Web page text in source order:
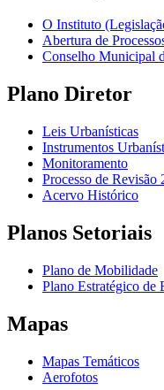
O Instituto
Abertura de
Conselho Municipal
Plano Diretor
Leis Urbanísticas
Instrumentos
Monitoramento
Processo de Revisão
Acervo Histórico
Planos Setoriais
Plano de Mobilidade
Plano Estratégico de
Mapas
Mapas Temáticos
Aerofotos